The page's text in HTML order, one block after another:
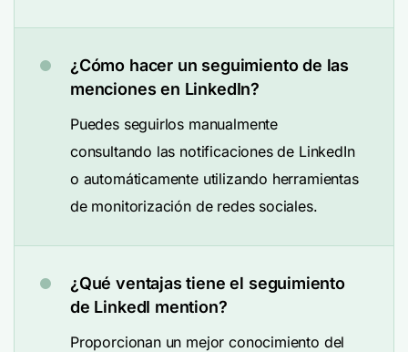
¿Cómo hacer un seguimiento de las
menciones en LinkedIn?
Puedes seguirlos manualmente
consultando las notificaciones de LinkedIn
o automáticamente utilizando herramientas
de monitorización de redes sociales.
¿Qué ventajas tiene el seguimiento
de LinkedI mention?
Proporcionan un mejor conocimiento del